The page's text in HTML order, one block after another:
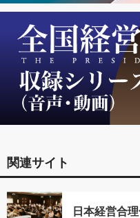
関連サイト
日本経営合